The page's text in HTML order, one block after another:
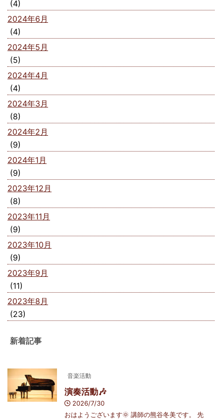
(4)
2024年6月
(4)
2024年5月
(5)
2024年4月
(4)
2024年3月
(8)
2024年2月
(9)
2024年1月
(9)
2023年12月
(8)
2023年11月
(9)
2023年10月
(9)
2023年9月
(11)
2023年8月
(23)
新着記事
音楽活動
演奏活動🎶
2026/7/30
おはようございます🌞 講師の熊谷冬美です。 先